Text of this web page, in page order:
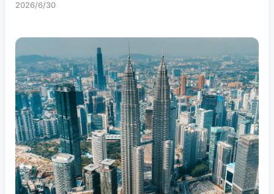
2026/6/30